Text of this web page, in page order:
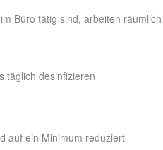
Büro tätig sind, arbeiten
täglich desinfizieren
auf ein Minimum reduziert